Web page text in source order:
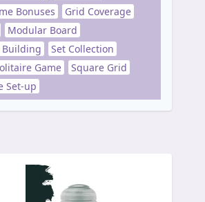
Bonuses
Grid Coverage
Modular Board
Building
Set Collection
Game
Square Grid
Set-up